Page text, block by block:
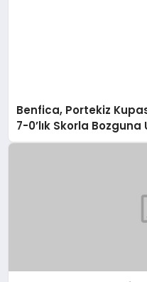
Benfica, Portekiz
7-0’lık Skorla Bozguna